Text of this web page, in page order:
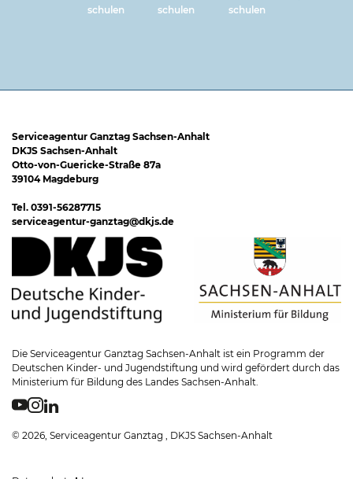
schulen
schulen
schulen
Serviceagentur Ganztag Sachsen-Anhalt
DKJS Sachsen-Anhalt
Otto-von-Guericke-Straße 87a
39104 Magdeburg
Tel. 0391-56287715
serviceagentur-ganztag@dkjs.de
Die Serviceagentur Ganztag Sachsen-Anhalt ist ein Programm der
Deutschen Kinder- und Jugendstiftung und wird gefördert durch das
Ministerium für Bildung des Landes Sachsen-Anhalt.
© 2026, Serviceagentur Ganztag , DKJS Sachsen-Anhalt